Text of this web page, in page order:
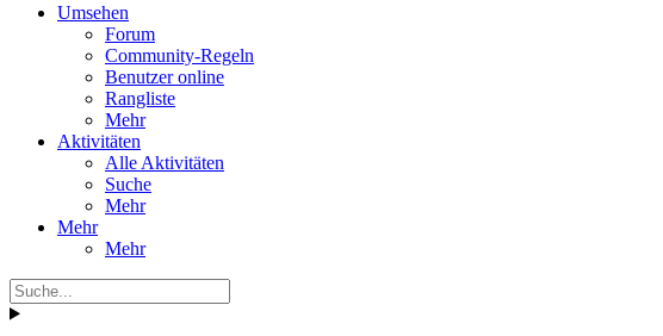
Umsehen
Forum
Community-Regeln
Benutzer online
Rangliste
Mehr
Aktivitäten
Alle Aktivitäten
Suche
Mehr
Mehr
Mehr